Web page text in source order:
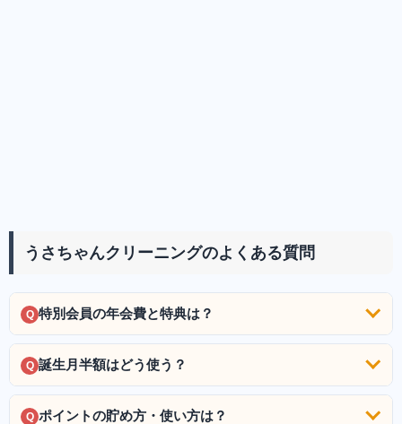
うさちゃんクリーニングのよくある質問
Q 特別会員の年会費と特典は？
Q 誕生月半額はどう使う？
Q ポイントの貯め方・使い方は？